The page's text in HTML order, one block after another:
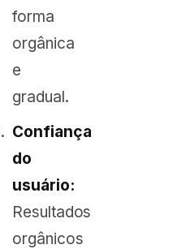
forma
orgânica
e
gradual.
Confiança
do
usuário:
Resultados
orgânicos